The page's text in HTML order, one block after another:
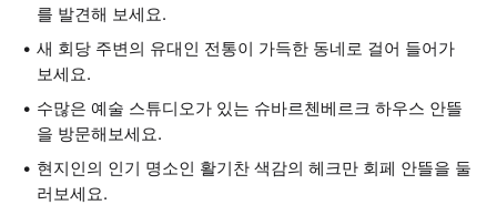
를 발견해 보세요.
새 회당 주변의 유대인 전통이 가득한 동네로 걸어 들어가
보세요.
수많은 예술 스튜디오가 있는 슈바르첸베르크 하우스 안뜰
을 방문해보세요.
현지인의 인기 명소인 활기찬 색감의 헤크만 회페 안뜰을 둘
러보세요.